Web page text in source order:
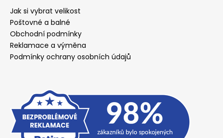
Jak si vybrat velikost
Poštovné a balné
Obchodní podmínky
Reklamace a výměna
Podmínky ochrany osobních údajů